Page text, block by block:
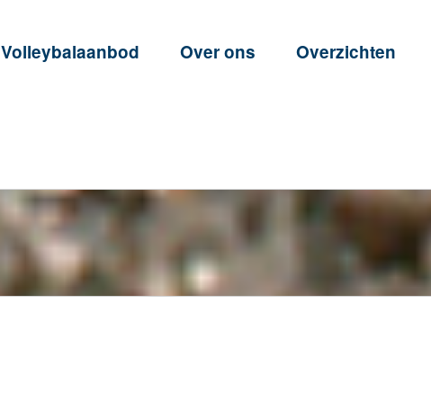
Volleybalaanbod Over ons Overzichten